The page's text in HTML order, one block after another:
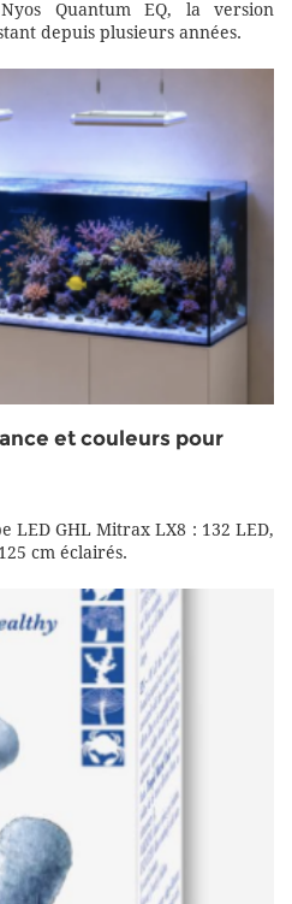
Quantum EQ, la version
depuis plusieurs années.
et couleurs pour
LED GHL Mitrax LX8 : 132 LED,
cm éclairés.